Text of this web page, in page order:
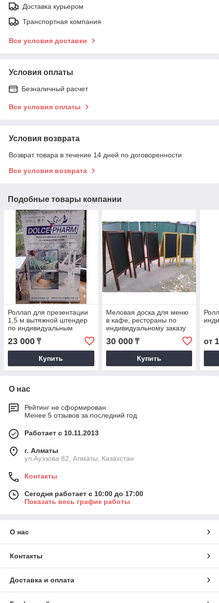
Доставка курьером
Транспортная компания
Все условия доставки
Условия оплаты
Безналичный расчет
Все условия оплаты
Условия возврата
Возврат товара в течение 14 дней по договоренности
Все условия возврата
Подобные товары компании
Роллап для презентации
1,5 м вытяжной штендер
по индивидуальным
23 000 ₸
Купить
Меловая доска для меню
в кафе, рестораны по
индивидуальному заказу
30 000₸
Купить
от
О нас
Рейтинг не сформирован
Менее 5 отзывов за последний год
Работает с 10.11.2013
г. Алматы
ул.Ауэзова 82, Алматы, Казахстан
Контакты
Сегодня работает с 10:00 до 17:00
Показать весь график работы
О нас
Контакты
Доставка и оплата